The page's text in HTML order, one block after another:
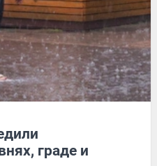
граде и